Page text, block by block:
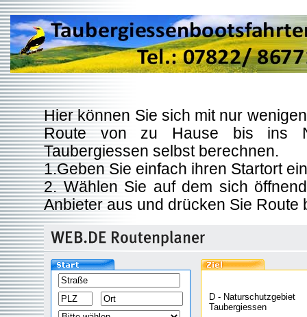
Hier können Sie sich mit nur
Route von zu Hause bis ins
Taubergiessen selbst berechnen.
1.Geben Sie einfach ihren Startort ein
2. Wählen Sie auf dem sich
Anbieter aus und drücken Sie Route
D - Naturschutzgebiet
Taubergiessen